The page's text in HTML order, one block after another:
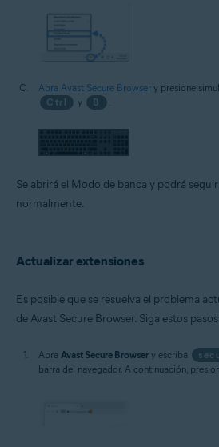
Abra Avast Secure Browser y presione
Ctrl
y B .
Se abrirá el Modo de banca y podrá
normalmente.
Actualizar extensiones
Es posible que se resuelva el problema
de Avast Secure Browser. Siga estos pasos:
Abra Avast Secure Browser y escriba
barra del navegador. A continuación,